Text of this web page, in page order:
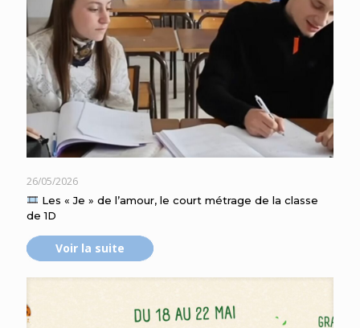
26/05/2026
Les « Je » de l’amour, le court métrage de la classe
de 1D
Voir la suite